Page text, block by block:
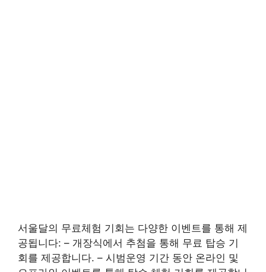
서울달의 무료체험 기회는 다양한 이벤트를 통해 제
공됩니다: – 개장식에서 추첨을 통해 무료 탑승 기
회를 제공합니다. – 시범운영 기간 동안 온라인 및